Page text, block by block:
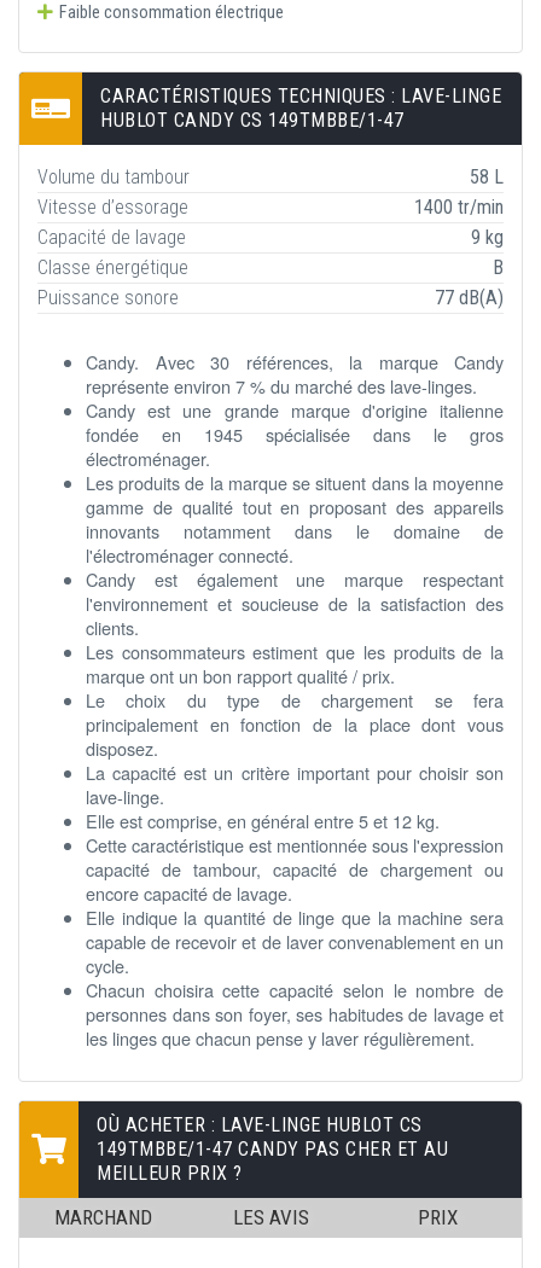
Faible consommation électrique
CARACTÉRISTIQUES TECHNIQUES : LAVE-LINGE
HUBLOT CANDY CS 149TMBBE/1-47
Volume du tambour
58 L
Vitesse d’essorage
1400 tr/min
Capacité de lavage
9 kg
Classe énergétique
B
Puissance sonore
77 dB(A)
Candy. Avec 30 références, la marque Candy
représente environ 7 % du marché des lave-linges.
Candy est une grande marque d'origine italienne
fondée en 1945 spécialisée dans le gros
électroménager.
Les produits de la marque se situent dans la moyenne
gamme de qualité tout en proposant des appareils
innovants notamment dans le domaine de
l'électroménager connecté.
Candy est également une marque respectant
l'environnement et soucieuse de la satisfaction des
clients.
Les consommateurs estiment que les produits de la
marque ont un bon rapport qualité / prix.
Le choix du type de chargement se fera
principalement en fonction de la place dont vous
disposez.
La capacité est un critère important pour choisir son
lave-linge.
Elle est comprise, en général entre 5 et 12 kg.
Cette caractéristique est mentionnée sous l'expression
capacité de tambour, capacité de chargement ou
encore capacité de lavage.
Elle indique la quantité de linge que la machine sera
capable de recevoir et de laver convenablement en un
cycle.
Chacun choisira cette capacité selon le nombre de
personnes dans son foyer, ses habitudes de lavage et
les linges que chacun pense y laver régulièrement.
OÙ ACHETER : LAVE-LINGE HUBLOT CS
149TMBBE/1-47 CANDY PAS CHER ET AU
MEILLEUR PRIX ?
MARCHAND LES AVIS PRIX